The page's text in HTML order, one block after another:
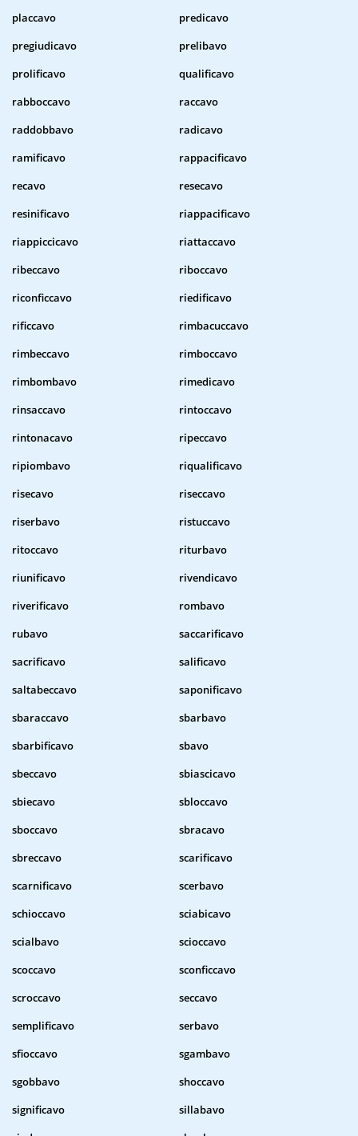
placcavo
predicavo
pregiudicavo
prelibavo
prolificavo
qualificavo
rabboccavo
raccavo
raddobbavo
radicavo
ramificavo
rappacificavo
recavo
resecavo
resinificavo
riappacificavo
riappiccicavo
riattaccavo
ribeccavo
riboccavo
riconficcavo
riedificavo
rificcavo
rimbacuccavo
rimbeccavo
rimboccavo
rimbombavo
rimedicavo
rinsaccavo
rintoccavo
rintonacavo
ripeccavo
ripiombavo
riqualificavo
risecavo
riseccavo
riserbavo
ristuccavo
ritoccavo
riturbavo
riunificavo
rivendicavo
riverificavo
rombavo
rubavo
saccarificavo
sacrificavo
salificavo
saltabeccavo
saponificavo
sbaraccavo
sbarbavo
sbarbificavo
sbavo
sbeccavo
sbiascicavo
sbiecavo
sbloccavo
sboccavo
sbracavo
sbreccavo
scarificavo
scarnificavo
scerbavo
schioccavo
sciabicavo
scialbavo
scioccavo
scoccavo
sconficcavo
scroccavo
seccavo
semplificavo
serbavo
sfioccavo
sgambavo
sgobbavo
shoccavo
significavo
sillabavo